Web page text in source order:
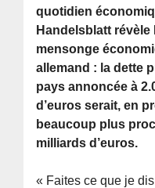
quotidien
Handelsblatt révèle
mensonge
allemand : la dette
pays annoncée à
d’euros serait, en
beaucoup plus
milliards d’euros.
« Faites ce que je